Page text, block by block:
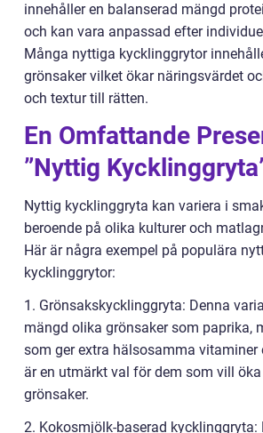
innehåller en balanserad mängd
och kan vara anpassad efter
Många nyttiga kycklinggrytor
grönsaker vilket ökar näringsvärdet
och textur till rätten.
En Omfattande
”Nyttig
Nyttig kycklinggryta kan variera i
beroende på olika kulturer och
Här är några exempel på populära
kycklinggrytor:
1. Grönsakskycklinggryta: Denna
mängd olika grönsaker som paprika,
som ger extra hälsosamma vitaminer
är en utmärkt val för dem som vill
grönsaker.
2. Kokosmjölk-baserad kycklinggryta: